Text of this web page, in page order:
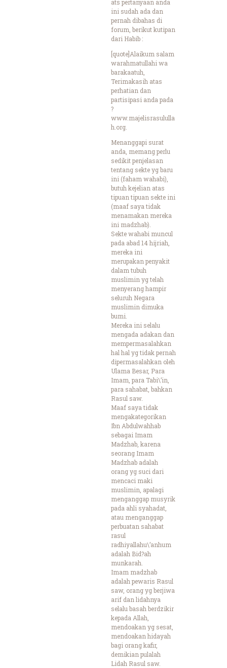
ats pertanyaan anda
ini sudah ada dan
pernah dibahas di
forum, berikut kutipan
dari Habib :
[quote]Alaikum salam
warahmatullahi wa
barakaatuh,
Terimakasih atas
perhatian dan
partisipasi anda pada
?
www.majelisrasululla
h.org.
Menanggapi surat
anda, memang perlu
sedikit penjelasan
tentang sekte yg baru
ini (faham wahabi),
butuh kejelian atas
tipuan tipuan sekte ini
(maaf saya tidak
menamakan mereka
ini madzhab).
Sekte wahabi muncul
pada abad 14 hijriah,
mereka ini
merupakan penyakit
dalam tubuh
muslimin yg telah
menyerang hampir
seluruh Negara
muslimin dimuka
bumi.
Mereka ini selalu
mengada adakan dan
mempermasalahkan
hal hal yg tidak pernah
dipermasalahkan oleh
Ulama Besar, Para
Imam, para Tabi\’in,
para sahabat, bahkan
Rasul saw.
Maaf saya tidak
mengakategorikan
Ibn Abdulwahhab
sebagai Imam
Madzhab, karena
seorang Imam
Madzhab adalah
orang yg suci dari
mencaci maki
muslimin, apalagi
menganggap musyrik
pada ahli syahadat,
atau menganggap
perbuatan sahabat
rasul
radhiyallahu\’anhum
adalah Bid?ah
munkarah.
Imam madzhab
adalah pewaris Rasul
saw, orang yg berjiwa
arif dan lidahnya
selalu basah berdzikir
kepada Allah,
mendoakan yg sesat,
mendoakan hidayah
bagi orang kafir,
demikian pulalah
Lidah Rasul saw.